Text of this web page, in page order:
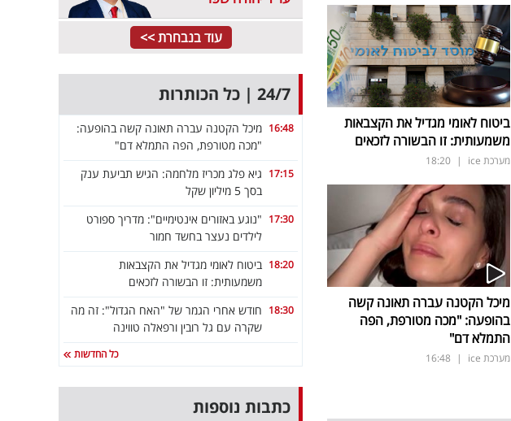
ביטוח לאומי מגדיל את הקצבאות
משמעותית: זו הבשורה לזכאים
מערכת ice |
18:20
מיכל הקטנה עברה תאונה קשה
בהופעה: "מכה מטורפת, הפה
התמלא דם"
מערכת ice |
16:48
עוד בנבחרת >>
24/7 | כל הכותרות
16:48 מיכל הקטנה עברה תאונה קשה בהופעה:
"מכה מטורפת, הפה התמלא דם"
17:15 גיא פלג מכריז מלחמה: הגיש תביעת ענק
בסך 5 מיליון שקל
17:30 "נוגע באזורים אינטימיים": מדריך ספורט
לילדים נעצר בחשד חמור
18:20 ביטוח לאומי מגדיל את הקצבאות
משמעותית: זו הבשורה לזכאים
18:30 חודש אחרי הגמר של "האח הגדול": זה מה
שקרה עם גל רובין ורפאלה טווינה
כל החדשות
כתבות נוספות